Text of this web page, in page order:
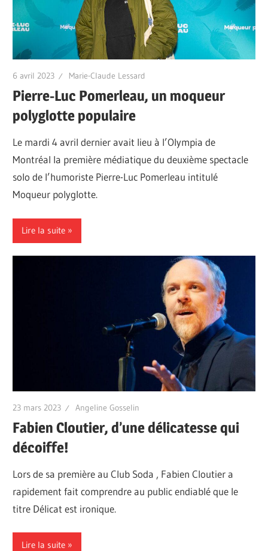
6 avril 2023 Marie-Claude Lessard
Pierre-Luc Pomerleau, un moqueur
polyglotte populaire
Le mardi 4 avril dernier avait lieu à l’Olympia de
Montréal la première médiatique du deuxième spectacle
solo de l’humoriste Pierre-Luc Pomerleau intitulé
Moqueur polyglotte.
Lire la suite
23 mars 2023 Angeline Gosselin
Fabien Cloutier, d’une délicatesse qui
décoiffe!
Lors de sa première au Club Soda , Fabien Cloutier a
rapidement fait comprendre au public endiablé que le
titre Délicat est ironique.
Lire la suite